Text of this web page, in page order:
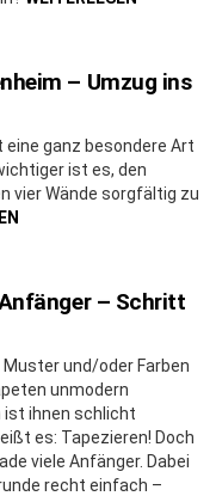
– Umzug ins
eine ganz besondere Art
ist es, den
vier Wände sorgfältig zu
– Schritt
und/oder Farben
unmodern
ist ihnen schlicht
es: Tapezieren! Doch
viele Anfänger. Dabei
recht einfach –